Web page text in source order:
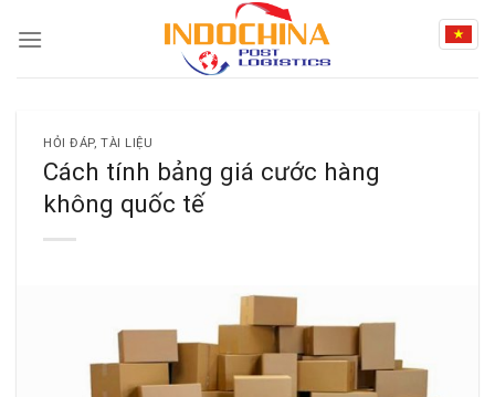
HỎI ĐÁP,TÀI LIỆU
Cách tính bảng giá cước hàng
không quốc tế